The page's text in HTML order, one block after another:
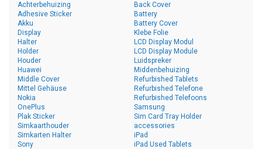
Achterbehuizing
Adhesive Sticker
Akku
Back Cover
Battery
Battery Cover
Display
Halter
Holder
Houder
Huawei
Klebe Folie
LCD Display Modul
LCD Display Module
Luidspreker
Middenbehuizing
Middle Cover
Mittel Gehäuse
Nokia
OnePlus
Plak Sticker
Refurbished Tablets
Refurbished Telefone
Refurbished Telefoons
Samsung
Sim Card Tray Holder
Simkaarthouder
Simkarten Halter
Sony
accessories
iPad
iPad Used Tablets